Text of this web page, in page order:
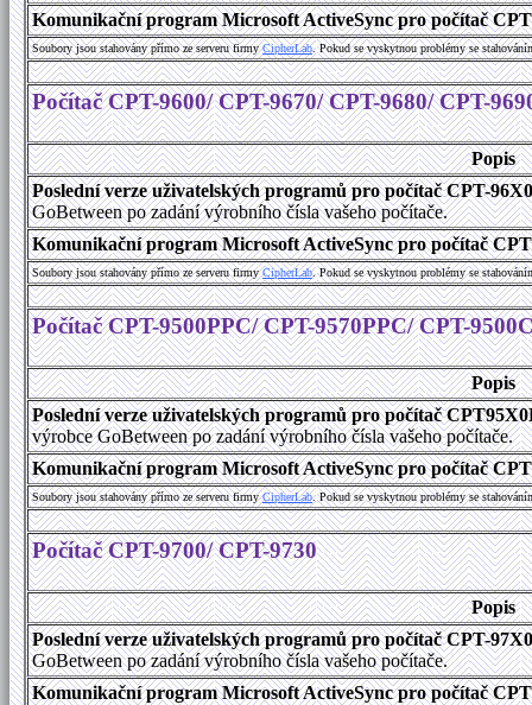
Komunikační program Microsoft ActiveSync pro počítač
Soubory jsou stahovány přímo ze serveru firmyCipherLab. Pokud se vyskytnou problémy se
Počítač CPT-9600/ CPT-9670/ CPT-9680/ CPT-
Popis
Poslední verze uživatelských programů pro počítač CPT-96X0
GoBetween po zadání výrobního čísla vašeho počítače.
Komunikační program Microsoft ActiveSync pro počítač
Soubory jsou stahovány přímo ze serveru firmyCipherLab. Pokud se vyskytnou problémy se
Počítač CPT-9500PPC/ CPT-9570PPC/ CPT-
Popis
Poslední verze uživatelských programů pro počítač
výrobce GoBetween po zadání výrobního čísla vašeho počítače.
Komunikační program Microsoft ActiveSync pro počítač
Soubory jsou stahovány přímo ze serveru firmyCipherLab. Pokud se vyskytnou problémy se
Počítač CPT-9700/ CPT-9730
Popis
Poslední verze uživatelských programů pro počítač CPT-97X0
GoBetween po zadání výrobního čísla vašeho počítače.
Komunikační program Microsoft ActiveSync pro počítač